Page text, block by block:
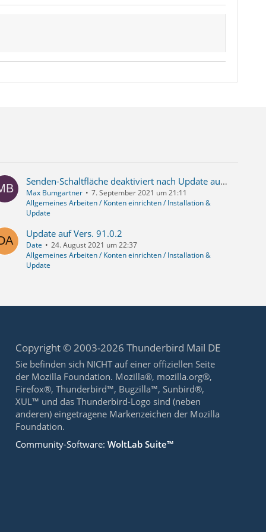
Senden-Schaltfläche deaktiviert nach Update auf Version 91
Max Bumgartner
7. September 2021 um 21:11
Allgemeines Arbeiten / Konten einrichten / Installation &
Update
Update auf Vers. 91.0.2
Date
24. August 2021 um 22:37
Allgemeines Arbeiten / Konten einrichten / Installation &
Update
Copyright © 2003-2026 Thunderbird Mail DE
Sie befinden sich NICHT auf einer offiziellen Seite
der Mozilla Foundation. Mozilla®, mozilla.org®,
Firefox®, Thunderbird™, Bugzilla™, Sunbird®,
XUL™ und das Thunderbird-Logo sind (neben
anderen) eingetragene Markenzeichen der Mozilla
Foundation.
Community-Software:WoltLab Suite™